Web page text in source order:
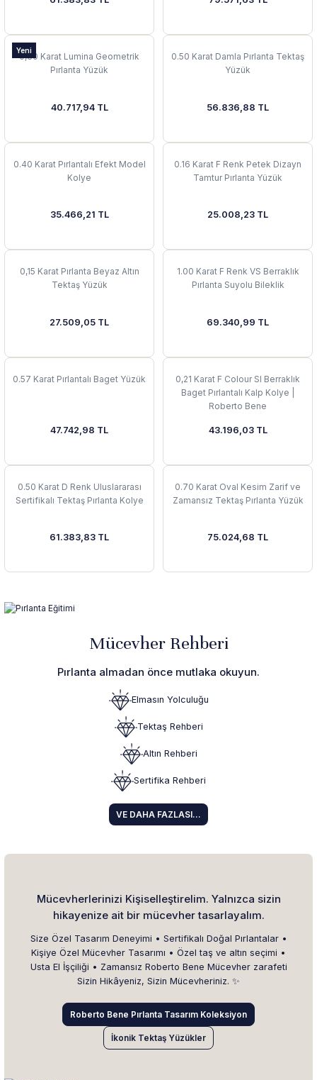
Yeni
0,30 Karat Lumina Geometrik
Pırlanta Yüzük
40.717,94 TL
0.50 Karat Damla Pırlanta Tektaş
Yüzük
56.836,88 TL
0.40 Karat Pırlantalı Efekt Model
Kolye
35.466,21 TL
0.16 Karat F Renk Petek Dizayn
Tamtur Pırlanta Yüzük
25.008,23 TL
0,15 Karat Pırlanta Beyaz Altın
Tektaş Yüzük
27.509,05 TL
1.00 Karat F Renk VS Berraklık
Pırlanta Suyolu Bileklik
69.340,99 TL
0.57 Karat Pırlantalı Baget Yüzük
47.742,98 TL
0,21 Karat F Colour SI Berraklık
Baget Pırlantalı Kalp Kolye |
Roberto Bene
43.196,03 TL
0.50 Karat D Renk Uluslararası
Sertifikalı Tektaş Pırlanta Kolye
61.383,83 TL
0.70 Karat Oval Kesim Zarif ve
Zamansız Tektaş Pırlanta Yüzük
75.024,68 TL
Mücevher Rehberi
Pırlanta almadan önce mutlaka okuyun.
Elmasın Yolculuğu
Tektaş Rehberi
Altın Rehberi
Sertifika Rehberi
VE DAHA FAZLASI...
Mücevherlerinizi Kişiselleştirelim. Yalnızca sizin
hikayenize ait bir mücevher tasarlayalım.
Size Özel Tasarım Deneyimi • Sertifikalı Doğal Pırlantalar •
Kişiye Özel Mücevher Tasarımı • Özel taş ve altın seçimi •
Usta El İşçiliği • Zamansız Roberto Bene Mücevher zarafeti
Sizin Hikâyeniz, Sizin Mücevheriniz. ✨
Roberto Bene Pırlanta Tasarım Koleksiyon
İkonik Tektaş Yüzükler